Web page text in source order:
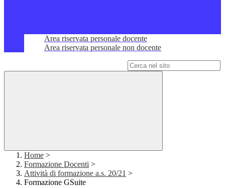
Area riservata personale docente
Area riservata personale non docente
Home >
Formazione Docenti >
Attività di formazione a.s. 20/21 >
Formazione GSuite